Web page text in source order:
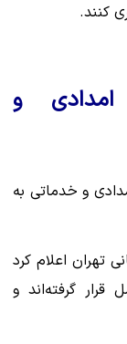
کنند.
امدادی و
و خدماتی به
تهران اعلام کرد
قرار گرفته‌اند و